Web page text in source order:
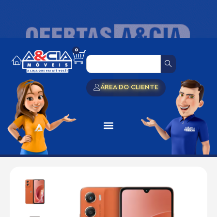
0
ÁREA DO CLIENTE